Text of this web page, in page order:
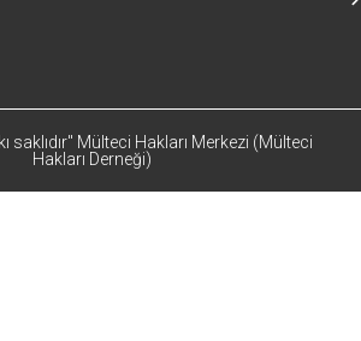
saklıdır" Mülteci Hakları Merkezi (Mülteci
Hakları Derneği)